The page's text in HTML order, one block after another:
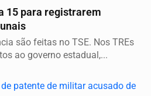
15 para registrarem
são feitas no TSE. Nos TREs
ao governo estadual,...